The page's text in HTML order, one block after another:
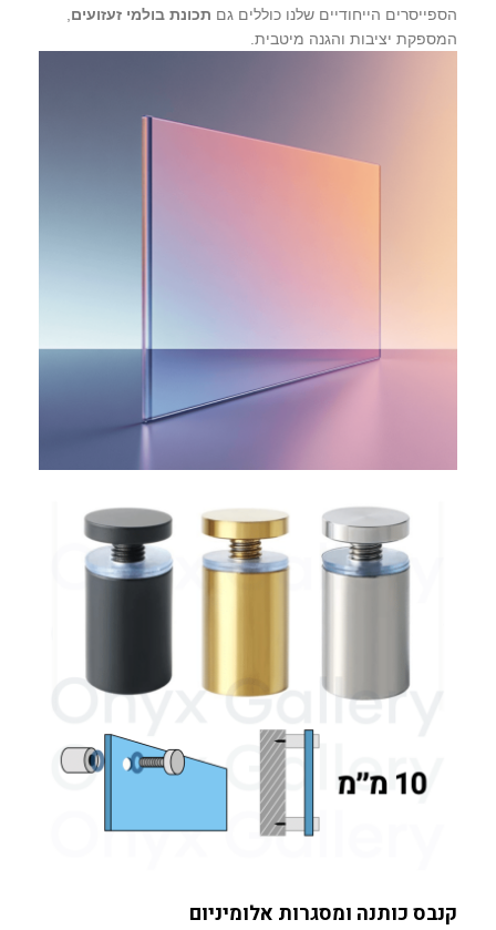
הספייסרים הייחודיים שלנו כוללים גם תכונת בולמי זעזועים
המספקת יציבות והגנה מיטבית.
קנבס כותנה ומסגרות אלומיניום